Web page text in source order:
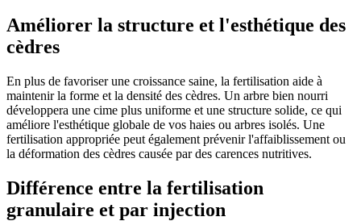
Améliorer la structure et l'esthétique des
cèdres
En plus de favoriser une croissance saine, la fertilisation aide à
maintenir la forme et la densité des cèdres. Un arbre bien nourri
développera une cime plus uniforme et une structure solide, ce qui
améliore l'esthétique globale de vos haies ou arbres isolés. Une
fertilisation appropriée peut également prévenir l'affaiblissement ou
la déformation des cèdres causée par des carences nutritives.
Différence entre la fertilisation
granulaire et par injection